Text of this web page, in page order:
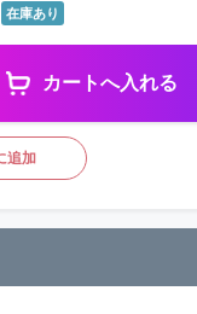
在庫あり
カートへ入れる
追加